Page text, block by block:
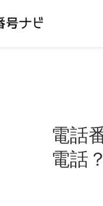
電話
電話